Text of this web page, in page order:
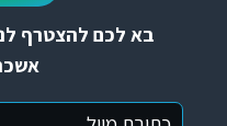
בא לכם להצטרף